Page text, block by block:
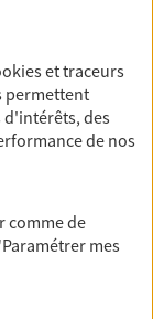
votre
votre
et traceurs
permettent
d'intérêts, des
de nos
comme de
mes